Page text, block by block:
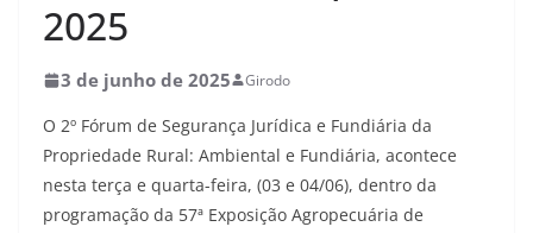
2025
3 de junho de 2025 Girodo
O 2º Fórum de Segurança Jurídica e Fundiária da
Propriedade Rural: Ambiental e Fundiária, acontece
nesta terça e quarta-feira, (03 e 04/06), dentro da
programação da 57ª Exposição Agropecuária de